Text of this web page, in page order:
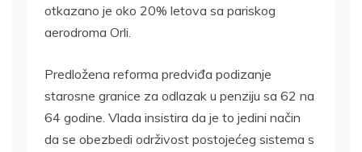
otkazano je oko 20% letova sa pariskog
aerodroma Orli.
Predložena reforma predviđa podizanje
starosne granice za odlazak u penziju sa 62 na
64 godine. Vlada insistira da je to jedini način
da se obezbedi održivost postojećeg sistema s